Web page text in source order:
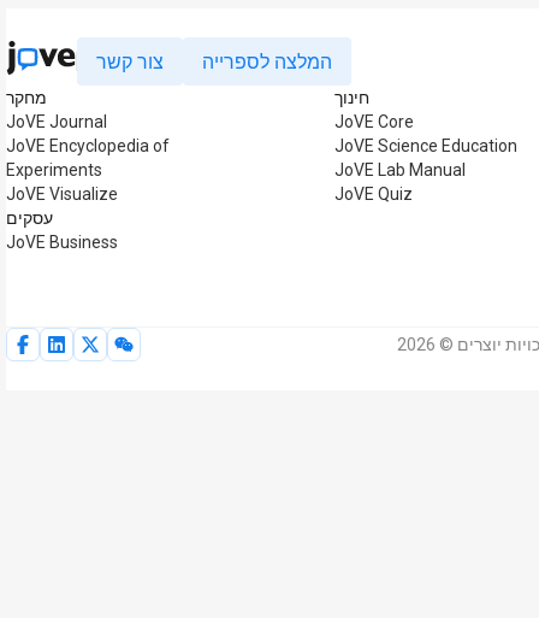
צור קשר המלצה לספרייה
מחקר
JoVE Journal
JoVE Encyclopedia of
Experiments
JoVE Visualize
עסקים
JoVE Business
חינוך
JoVE Core
JoVE Science Education
JoVE Lab Manual
JoVE Quiz